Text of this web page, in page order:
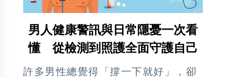
男人健康警訊與日常隱憂一次看
懂 從檢測到照護全面守護自己
許多男性總覺得「撐一下就好」，卻